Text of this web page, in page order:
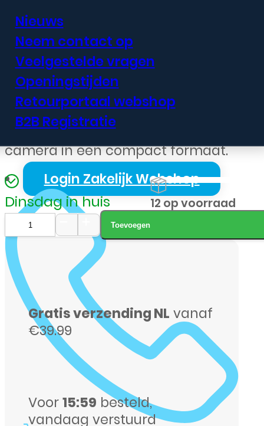
Nieuws
Neem contact op
Veelgestelde vragen
Openingstijden
Retourportaal webshop
B2B Registratie
Login Zakelijk Webshop
€629,99
De Google Pixel 10 met 128GB
opslagruimte biedt geavanceerde
AI-functies en een uitstekende
camera in een compact formaat.
Dinsdag in huis
Google
Pixel
10
128GB
zwart
aantal
Toevoegen
12 op voorraad
Gratis verzending NL vanaf
€39.99
Voor15:59 besteld,
vandaag verstuurd